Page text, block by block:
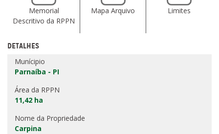
Memorial
Descritivo da RPPN
Mapa Arquivo Limites
DETALHES
Munícipio
Parnaíba - PI
Área da RPPN
11,42 ha
Nome da Propriedade
Carpina